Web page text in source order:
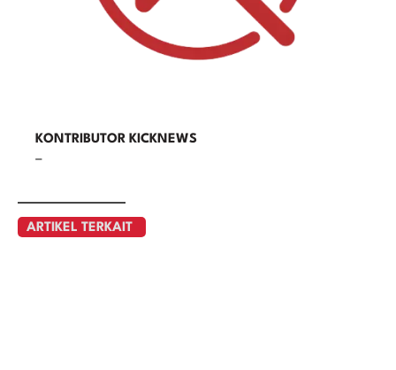
KONTRIBUTOR KICKNEWS
–
ARTIKEL TERKAIT